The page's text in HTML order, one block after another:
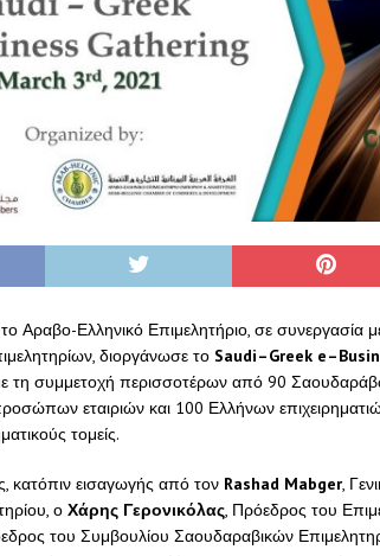
Αραβο-Ελληνικό Επιμελητήριο, σε συνεργασία
διοργάνωσε το Saudi–Greek e–
τη συμμετοχή περισσοτέρων από 90
εταιριών και 100 Ελλήνων
τομείς.
κατόπιν εισαγωγής από τον Rashad Mabger,
ο Χάρης Γερονικόλας, Πρόεδρος του
του Συμβουλίου Σαουδαραβικών